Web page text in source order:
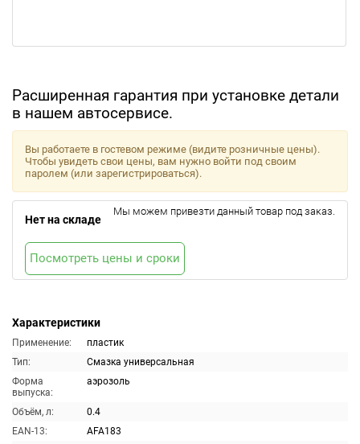
Расширенная гарантия при установке детали
в нашем автосервисе.
Характеристики
Применение:
пластик
Тип:
Смазка универсальная
Форма
выпуска:
аэрозоль
Объём, л:
0.4
EAN-13:
AFA183
Вы работаете в гостевом режиме (видите розничные цены).
Чтобы увидеть свои цены, вам нужно войти под своим
паролем (или зарегистрироваться).
Нет на складе
Мы можем привезти данный товар под заказ.
Посмотреть цены и сроки